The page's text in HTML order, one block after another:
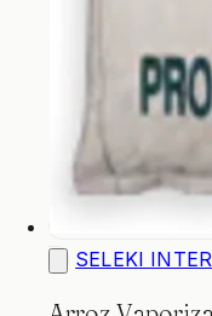
SELEKI